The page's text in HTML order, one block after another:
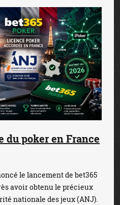
du poker en France
le lancement de bet365
avoir obtenu le précieux
nationale des jeux (ANJ).